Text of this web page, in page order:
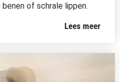
of schrale lippen.
Lees meer